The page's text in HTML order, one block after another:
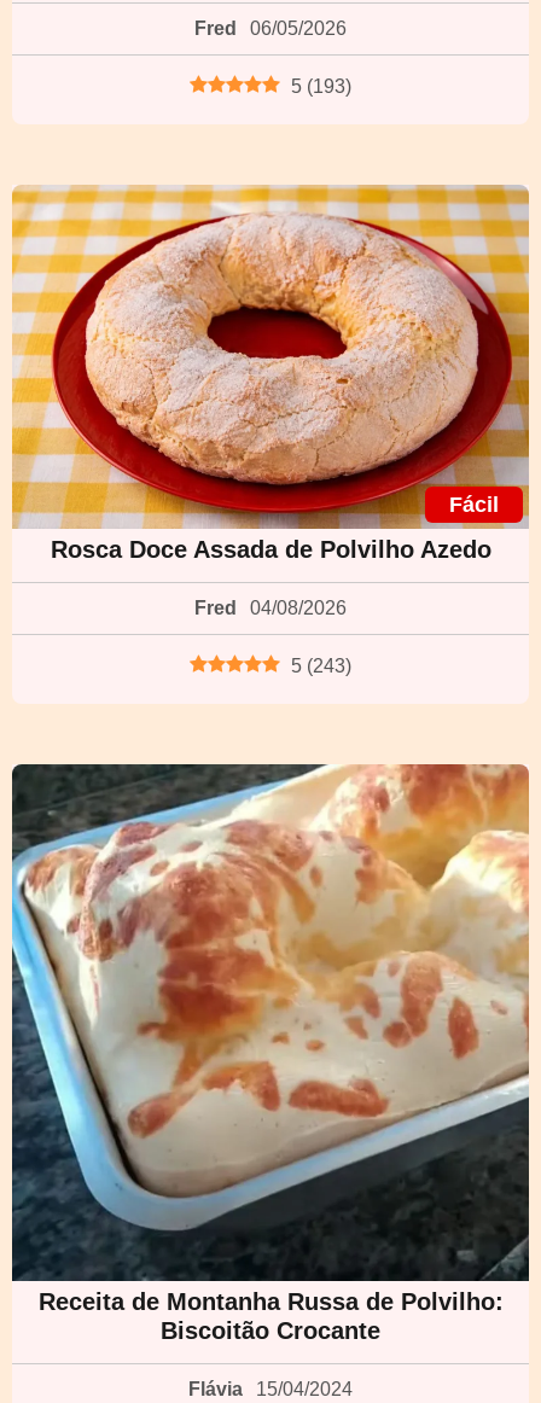
Fred 06/05/2026
5 (193)
Fácil
Rosca Doce Assada de Polvilho Azedo
Fred 04/08/2026
5 (243)
Receita de Montanha Russa de Polvilho:
Biscoitão Crocante
Flávia 15/04/2024